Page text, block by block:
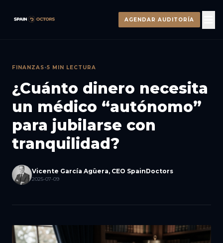
AGENDAR AUDITORÍA
FINANZAS•5 MIN LECTURA
¿Cuánto dinero necesita
un médico “autónomo”
para jubilarse con
tranquilidad?
Vicente García Agüera, CEO SpainDoctors
2025-07-09